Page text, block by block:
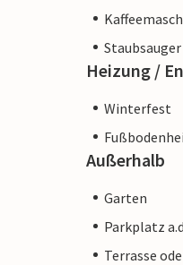
Staubsauger
Heizung /
Winterfest
Außerhalb
Garten
Parkplatz
Terrasse